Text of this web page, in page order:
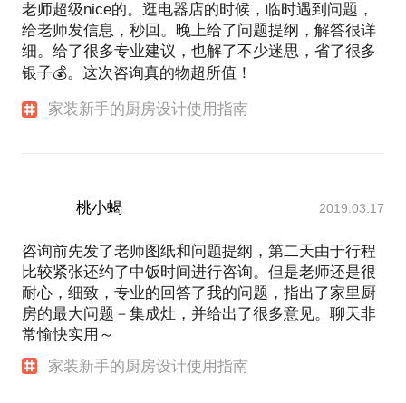
老师超级nice的。逛电器店的时候，临时遇到问题，
给老师发信息，秒回。晚上给了问题提纲，解答很详
细。给了很多专业建议，也解了不少迷思，省了很多
银子💰。这次咨询真的物超所值！
家装新手的厨房设计使用指南
桃小蝎 2019.03.17
咨询前先发了老师图纸和问题提纲，第二天由于行程
比较紧张还约了中饭时间进行咨询。但是老师还是很
耐心，细致，专业的回答了我的问题，指出了家里厨
房的最大问题－集成灶，并给出了很多意见。聊天非
常愉快实用～
家装新手的厨房设计使用指南